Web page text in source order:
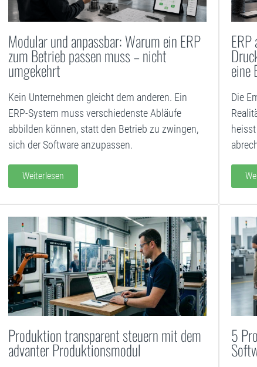
Modular und anpassbar: Warum ein ERP
zum Betrieb passen muss – nicht
umgekehrt
Kein Unternehmen gleicht dem anderen. Ein
ERP-System muss verschiedenste Abläufe
abbilden können, statt den Betrieb zu zwingen,
sich der Software anzupassen.
Weiterlesen
eine
Die
Produktion transparent steuern mit dem
advanter Produktionsmodul
5